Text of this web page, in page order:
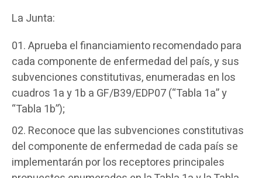
La Junta:
Aprueba el financiamiento recomendado para
cada componente de enfermedad del país, y sus
subvenciones constitutivas, enumeradas en los
cuadros 1a y 1b a GF/B39/EDP07 (“Tabla 1a” y
“Tabla 1b”);
Reconoce que las subvenciones constitutivas
del componente de enfermedad de cada país se
implementarán por los receptores principales